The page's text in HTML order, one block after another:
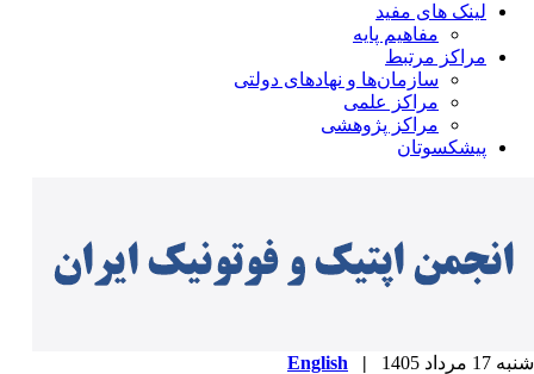
لینک های مفید
مفاهیم پایه
مراکز مرتبط
سازمان‌ها و نهادهای دولتی
مراکز علمی
مراکز پژوهشی
پیشکسوتان
مرداد 1405 |
English